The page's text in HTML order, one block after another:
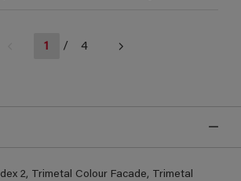
1 / 4
2, Trimetal Colour Facade, Trimetal